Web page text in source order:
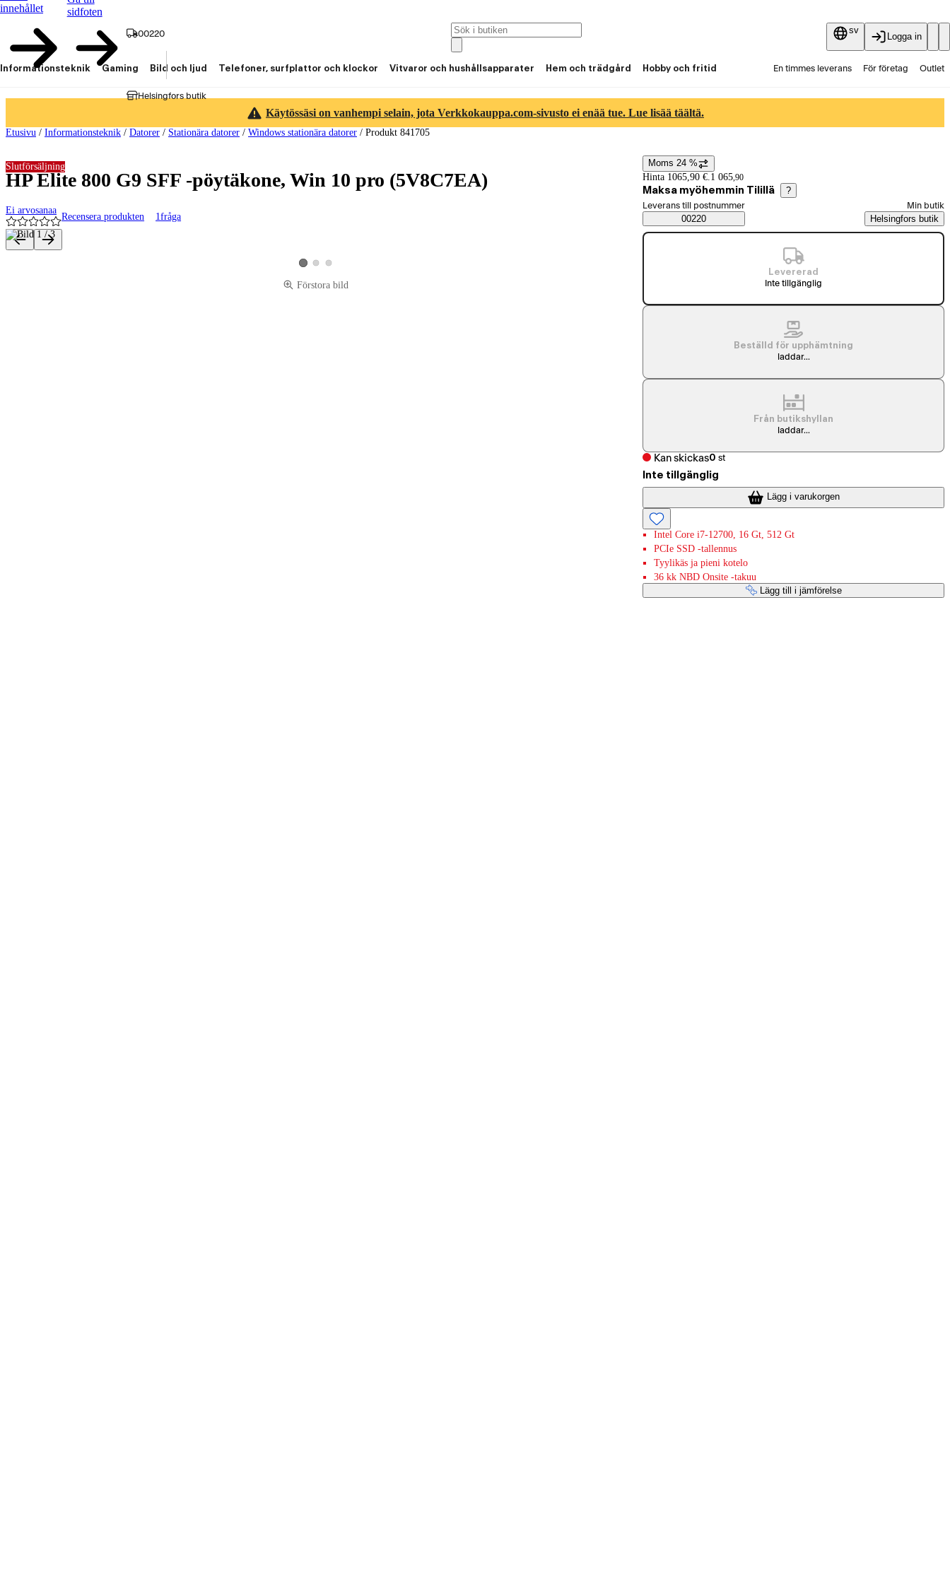
innehållet
sidfoten
00220
Helsingfors butik
sv
Logga in
Informationsteknik Gaming Bild och ljud Telefoner, surfplattor och klockor Vitvaror och hushållsapparater Hem och trädgård Hobby och fritid En timmes leverans För företag Outlet
Käytössäsi on vanhempi selain, jota Verkkokauppa.com-sivusto ei enää tue. Lue lisää täältä.
Etusivu / Informationsteknik / Datorer / Stationära datorer / Windows stationära datorer / Produkt 841705
HP Elite 800 G9 SFF -pöytäkone, Win 10 pro (5V8C7EA)
Ei arvosanaa
Recensera produkten 1fråga
Slutförsäljning
Produktbilder och videor
Visa produktbild 1
Visa produktbild 2
Visa produktbild 3
Förstora bild
Prisinformation
Moms 24 %
Hinta 1065,90 €. 1 065,90
Maksa myöhemmin Tilillä ?
Saatavuustiedot
Välj beställningssätt
Leverans till postnummer
00220
Min butik
Helsingfors butik
Levererad
Inte tillgänglig
Beställd för upphämtning
laddar...
Från butikshyllan
laddar...
Kan skickas0 st
Inte tillgänglig
Lägg i varukorgen
Intel Core i7-12700, 16 Gt, 512 Gt
PCIe SSD -tallennus
Tyylikäs ja pieni kotelo
36 kk NBD Onsite -takuu
Lägg till i jämförelse